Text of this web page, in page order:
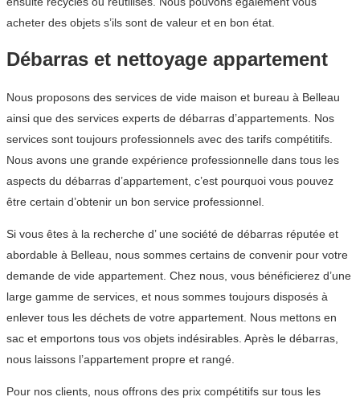
acheter des objets s’ils sont de valeur et en bon état.
Débarras et nettoyage appartement
Nous proposons des services de vide maison et bureau à Belleau
ainsi que des services experts de débarras d’appartements. Nos
services sont toujours professionnels avec des tarifs compétitifs.
Nous avons une grande expérience professionnelle dans tous les
aspects du débarras d’appartement, c’est pourquoi vous pouvez
être certain d’obtenir un bon service professionnel.
Si vous êtes à la recherche d’ une société de débarras réputée et
abordable à Belleau, nous sommes certains de convenir pour votre
demande de vide appartement. Chez nous, vous bénéficierez d’une
large gamme de services, et nous sommes toujours disposés à
enlever tous les déchets de votre appartement. Nous mettons en
sac et emportons tous vos objets indésirables. Après le débarras,
nous laissons l’appartement propre et rangé.
Pour nos clients, nous offrons des prix compétitifs sur tous les